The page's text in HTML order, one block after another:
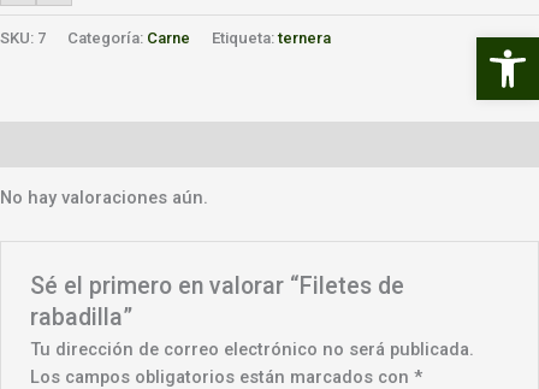
SKU: 7 Categoría: Carne Etiqueta:ternera
No hay valoraciones aún.
Sé el primero en valorar “Filetes de
rabadilla”
Tu dirección de correo electrónico no será publicada.
Los campos obligatorios están marcados con*
Abrir